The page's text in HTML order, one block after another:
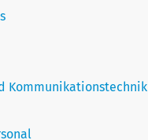
Kommunikationstechnik